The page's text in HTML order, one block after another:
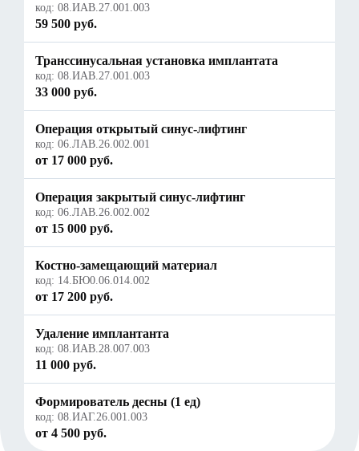
код: 08.ИАВ.27.001.003
59 500 руб.
Транссинусальная установка имплантата
код: 08.ИАВ.27.001.003
33 000 руб.
Операция открытый синус-лифтинг
код: 06.ЛАВ.26.002.001
от 17 000 руб.
Операция закрытый синус-лифтинг
код: 06.ЛАВ.26.002.002
от 15 000 руб.
Костно-замещающий материал
код: 14.БЮ0.06.014.002
от 17 200 руб.
Удаление имплантанта
код: 08.ИАВ.28.007.003
11 000 руб.
Формирователь десны (1 ед)
код: 08.ИАГ.26.001.003
от 4 500 руб.